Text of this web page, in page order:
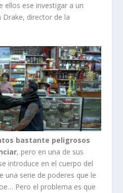
ellos ese investigar a un
director de la
bastante peligrosos
, pero en una de sus
introduce en el cuerpo del
una serie de poderes que le
Pero el problema es que